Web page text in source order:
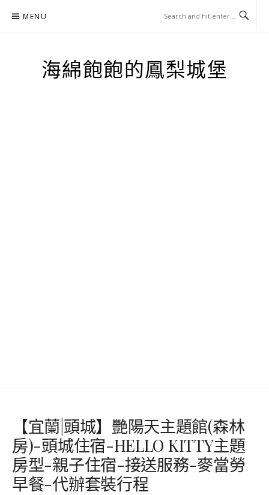
MENU
海綿飽飽的鳳梨城堡
【宜蘭|頭城】艷陽天主題館(森林
房)-頭城住宿-HELLO KITTY主題
房型-親子住宿-接送服務-麥當勞
早餐-代辦套裝行程